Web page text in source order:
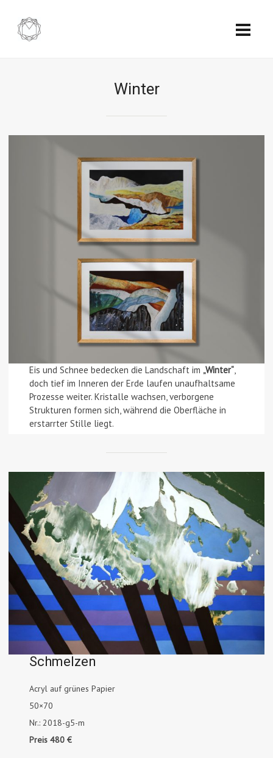
Winter
Eis und Schnee bedecken die Landschaft im „Winter“,
doch tief im Inneren der Erde laufen unaufhaltsame
Prozesse weiter. Kristalle wachsen, verborgene
Strukturen formen sich, während die Oberfläche in
erstarrter Stille liegt.
Schmelzen
Acryl auf grünes Papier
50×70
Nr.: 2018-g5-m
Preis 480 €